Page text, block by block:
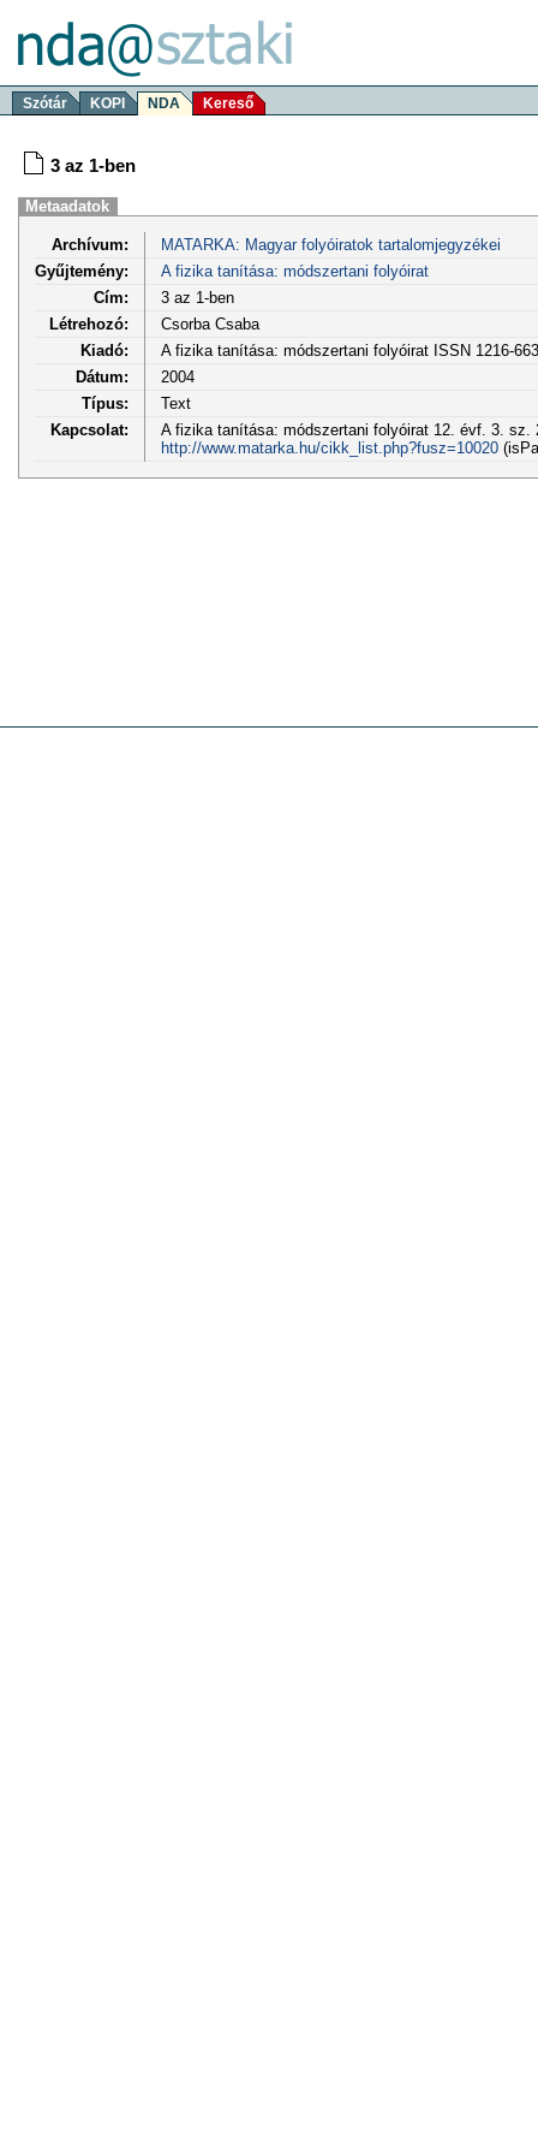
Szótár KOPI NDA Kereső
3 az 1-ben
Metaadatok
Archívum:
MATARKA: Magyar folyóiratok tartalomjegyzékei
Gyűjtemény:
A fizika tanítása: módszertani folyóirat
Cím:
3 az 1-ben
Létrehozó:
Csorba Csaba
Kiadó:
A fizika tanítása: módszertani folyóirat ISSN 1216-
Dátum:
2004
Típus:
Text
Kapcsolat:
A fizika tanítása: módszertani folyóirat 12. évf. 3. sz.
http://www.matarka.hu/cikk_list.php?fusz=10020